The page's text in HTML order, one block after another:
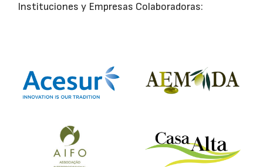
Instituciones y Empresas Colaboradoras: